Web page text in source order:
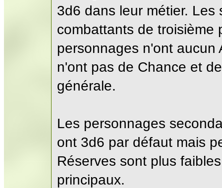
3d6 dans leur métier.
combattants de troisième
personnages n'ont aucun
n'ont pas de Chance et
générale.
Les personnages
ont 3d6 par défaut mais
Réserves sont plus
principaux.